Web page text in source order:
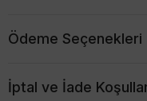
Ödeme Seçenekleri
İptal ve İade